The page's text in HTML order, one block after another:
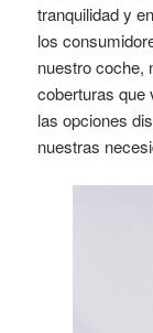
tranquilidad y
los
nuestro coche,
coberturas que
las opciones
nuestras